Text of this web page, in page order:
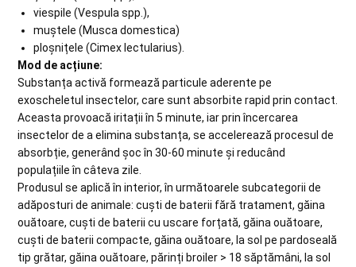
viespile (Vespula spp.),
muștele (Musca domestica)
ploșnițele (Cimex lectularius).
Mod de acțiune:
Substanța activă formează particule aderente pe
exoscheletul insectelor, care sunt absorbite rapid prin contact.
Aceasta provoacă iritații în 5 minute, iar prin încercarea
insectelor de a elimina substanța, se accelerează procesul de
absorbție, generând șoc în 30-60 minute și reducând
populațiile în câteva zile.
Produsul se aplică în interior, în următoarele subcategorii de
adăposturi de animale: cuști de baterii fără tratament, găina
ouătoare, cuști de baterii cu uscare forțată, găina ouătoare,
cuști de baterii compacte, găina ouătoare, la sol pe pardoseală
tip grătar, găina ouătoare, părinți broiler > 18 săptămâni, la sol